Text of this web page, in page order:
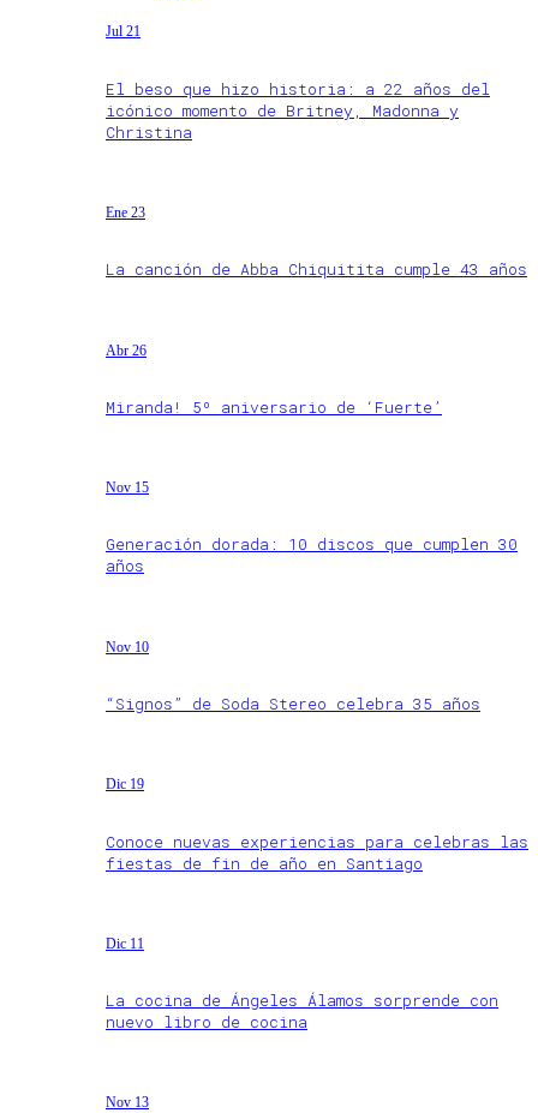
Jul 21
El beso que hizo historia: a 22 años del
icónico momento de Britney, Madonna y
Christina
Ene 23
La canción de Abba Chiquitita cumple 43 años
Abr 26
Miranda! 5º aniversario de ‘Fuerte’
Nov 15
Generación dorada: 10 discos que cumplen 30
años
Nov 10
“Signos” de Soda Stereo celebra 35 años
Dic 19
Conoce nuevas experiencias para celebras las
fiestas de fin de año en Santiago
Dic 11
La cocina de Ángeles Álamos sorprende con
nuevo libro de cocina
Nov 13